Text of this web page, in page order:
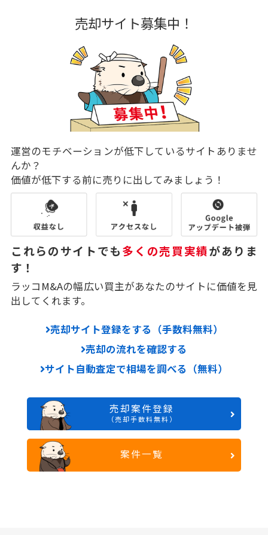
売却サイト募集中！
運営のモチベーションが低下しているサイトありませ
んか？
価値が低下する前に売りに出してみましょう！
これらのサイトでも多くの売買実績がありま
す！
ラッコM&Aの幅広い買主があなたのサイトに価値を見
出してくれます。
売却サイト登録をする（手数料無料）
売却の流れを確認する
サイト自動査定で相場を調べる（無料）
売却案件登録
（売却手数料無料）
案件一覧